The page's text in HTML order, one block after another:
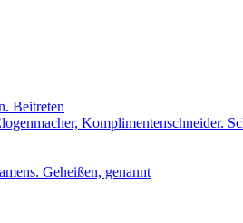
Beitreten
Komplimentenschneider.
Geheißen, genannt